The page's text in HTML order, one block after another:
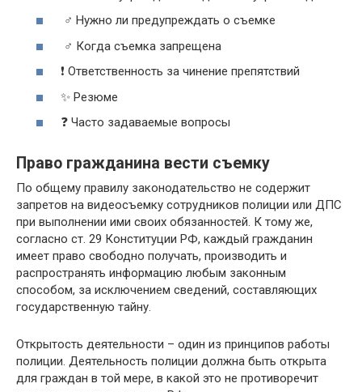
‍♂️ Нужно ли предупреждать о съемке
‍♂️ Когда съемка запрещена
❗ Ответственность за чинение препятствий
✨ Резюме
❓ Часто задаваемые вопросы
Право гражданина вести съемку
По общему правилу законодательство не содержит
запретов на видеосъемку сотрудников полиции или ДПС
при выполнении ими своих обязанностей. К тому же,
согласно ст. 29 Конституции РФ, каждый гражданин
имеет право свободно получать, производить и
распространять информацию любым законным
способом, за исключением сведений, составляющих
государственную тайну.
Открытость деятельности – один из принципов работы
полиции. Деятельность полиции должна быть открыта
для граждан в той мере, в какой это не противоречит